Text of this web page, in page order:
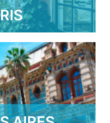
MAIS